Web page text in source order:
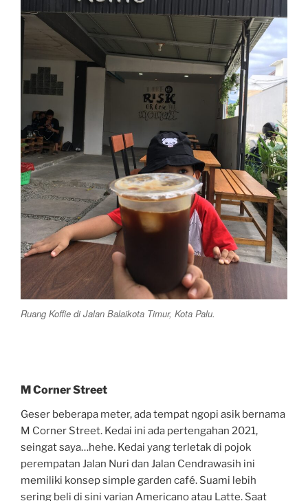
Ruang Koffie di Jalan Balaikota Timur, Kota Palu.
M Corner Street
Geser beberapa meter, ada tempat ngopi asik bernama
M Corner Street. Kedai ini ada pertengahan 2021,
seingat saya…hehe. Kedai yang terletak di pojok
perempatan Jalan Nuri dan Jalan Cendrawasih ini
memiliki konsep simple garden café. Suami lebih
sering beli di sini varian Americano atau Latte. Saat